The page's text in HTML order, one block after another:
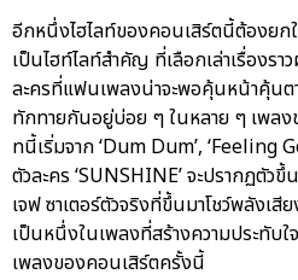
อีกหนึ่งไฮไลท์ของคอนเสิร์ตนี้ต้องยก
เป็นไฮท์ไลท์สำคัญ ที่เลือกเล่าเรื่องรา
ละครที่แฟนเพลงน่าจะพอคุ้นหน้าคุ้นต
ทักทายกันอยู่บ่อย ๆ ในหลาย ๆ เพลง
ทนี้เริ่มจาก ‘Dum Dum’, ‘Feeling
ตัวละคร ‘SUNSHINE’ จะปรากฏตัว
เจฟ ซาเตอร์ตัวจริงที่ขึ้นมาโชว์พลังเสี
เป็นหนึ่งในเพลงที่สร้างความประทั
เพลงของคอนเสิร์ตครั้งนี้